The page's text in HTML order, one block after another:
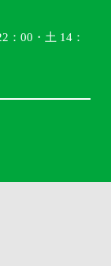
：00・土 14：